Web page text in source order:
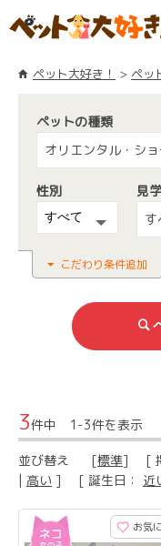
ペット大好き！ ペッ
ペットの種類
オリエンタル・シ
性別
見
す
こだわり条件追加
3件中 1-3件を表示
並び替え [標準] [ 掲
| 高い ] [ 誕生日： 近
お気